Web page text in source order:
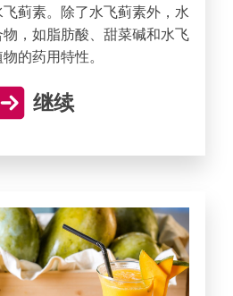
蓟素。除了水飞蓟素外，水
，如脂肪酸、甜菜碱和水飞
的药用特性。
继续